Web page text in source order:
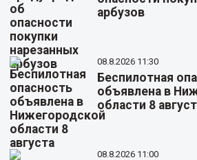
арбузов
08.8.2026 11:30
Беспилотная
объявлена в
области 8
08.8.2026 11:00